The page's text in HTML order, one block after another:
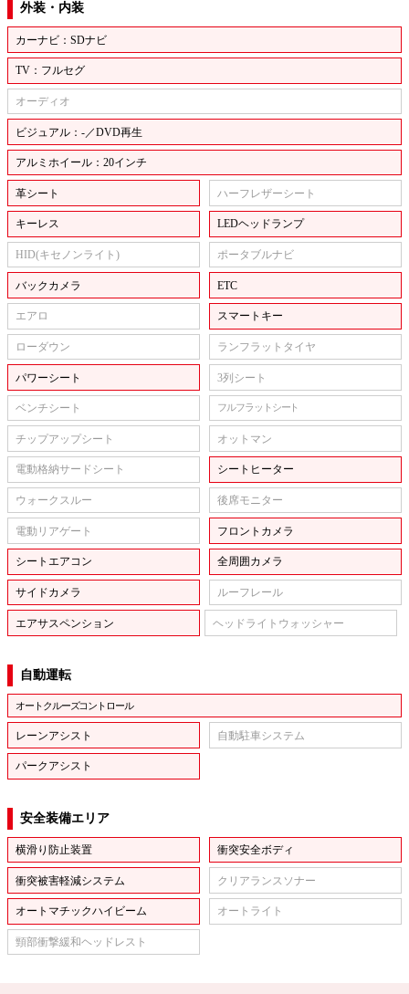
外装・内装
カーナビ：SDナビ
TV：フルセグ
オーディオ
ビジュアル：-／DVD再生
アルミホイール：20インチ
革シート ハーフレザーシート
キーレス LEDヘッドランプ
HID(キセノンライト) ポータブルナビ
バックカメラ ETC
エアロ スマートキー
ローダウン ランフラットタイヤ
パワーシート 3列シート
ベンチシート フルフラットシート
チップアップシート オットマン
電動格納サードシート シートヒーター
ウォークスルー 後席モニター
電動リアゲート フロントカメラ
シートエアコン 全周囲カメラ
サイドカメラ ルーフレール
エアサスペンション ヘッドライトウォッシャー
自動運転
オートクルーズコントロール
レーンアシスト 自動駐車システム
パークアシスト
安全装備エリア
横滑り防止装置 衝突安全ボディ
衝突被害軽減システム クリアランスソナー
オートマチックハイビーム オートライト
頸部衝撃緩和ヘッドレスト